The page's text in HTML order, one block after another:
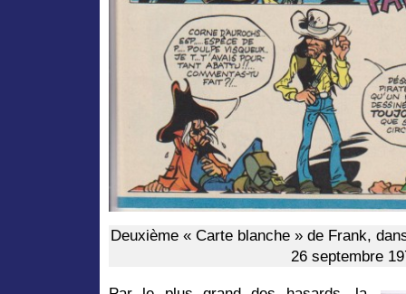
Deuxième « Carte blanche » de Frank,
26 septembre